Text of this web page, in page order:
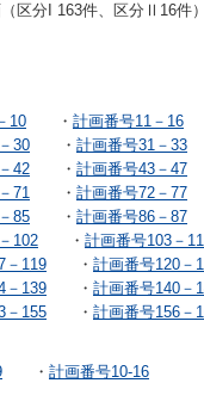
区分I 163件、区分Ⅱ16件）
10 ・ 計画番号11－16
30 ・ 計画番号31－33
42 ・ 計画番号43－47
71 ・ 計画番号72－77
85 ・ 計画番号86－87
102 ・ 計画番号103－
－119 ・ 計画番号120－
－139 ・ 計画番号140－
－155 ・ 計画番号156－
・ 計画番号10-16